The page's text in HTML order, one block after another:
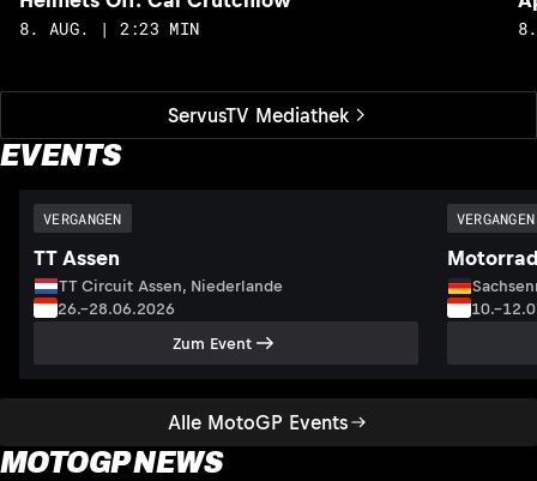
ServusTV Mediathek
8. AUG. | 2:23 MIN
EVENTS
Alle MotoGP Events
VERGANGEN
TT Assen
TT Circuit Assen, Niederlande
26.–28.06.2026
Zum Event
VERGANGEN
MOTOGP NEWS